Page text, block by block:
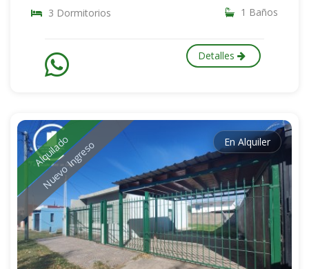
3 Dormitorios 1 Baños
Detalles
Alquilado
Nuevo Ingreso En Alquiler